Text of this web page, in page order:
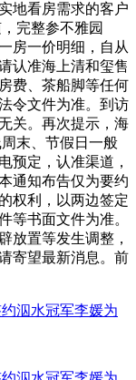
地看房需求的客户
完整参不雅园
房一价明细，自从
认准海上清和玺售
费、茶船脚等任何
令文件为准。到访
关。再次提示，海
周末、节假日一般
预定，认准渠道，
通知布告仅为要约
权利，以两边签定
等书面文件为准。
放置等发生调整，
寄望最新消息。前
泅水冠军李媛为